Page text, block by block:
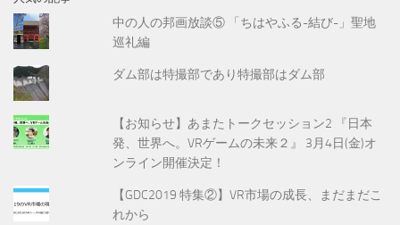
中の人の邦画放談⑤ 「ちはやふる-結び-」聖地
巡礼編
ダム部は特撮部であり特撮部はダム部
【お知らせ】あまたトークセッション2 『日本
発、世界へ。VRゲームの未来２』 3月4日(金)オ
ンライン開催決定！
【GDC2019 特集②】VR市場の成長、まだまだこ
れから